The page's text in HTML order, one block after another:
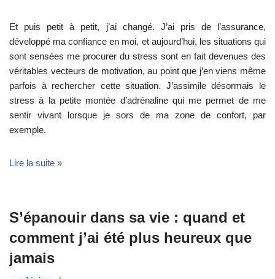
Et puis petit à petit, j’ai changé. J’ai pris de l’assurance,
développé ma confiance en moi, et aujourd’hui, les situations qui
sont sensées me procurer du stress sont en fait devenues des
véritables vecteurs de motivation, au point que j’en viens même
parfois à rechercher cette situation. J’assimile désormais le
stress à la petite montée d’adrénaline qui me permet de me
sentir vivant lorsque je sors de ma zone de confort, par
exemple.
Lire la suite »
S’épanouir dans sa vie : quand et
comment j’ai été plus heureux que
jamais